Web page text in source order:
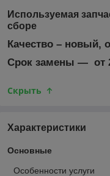
Используемая
сборе
Качество – новый,
Срок замены ― от
Скрыть
Характеристики
Основные
Особенности услуги